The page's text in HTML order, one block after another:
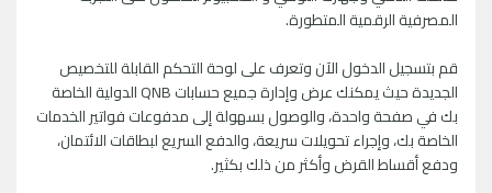
المصرفية الرقمية المتطورة.
قم بتسجيل الدخول الآن وتعرف على لوحة التحكم القابلة للتخصيص
الجديدة حيث يمكنك عرض وإدارة جميع حسابات QNB الدولية الخاصة
بك في صفحة واحدة، والوصول بسهولة إلى مدفوعات فواتير الخدمات
الخاصة بك، وإجراء تحويلات سريعة، والدفع السريع لبطاقات الائتمان،
ودفع أقساط القرض وأكثر من ذلك بكثير.